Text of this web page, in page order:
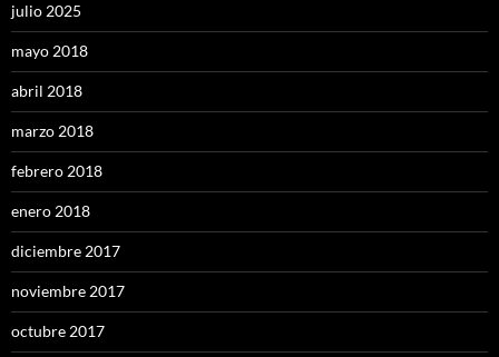
julio 2025
mayo 2018
abril 2018
marzo 2018
febrero 2018
enero 2018
diciembre 2017
noviembre 2017
octubre 2017